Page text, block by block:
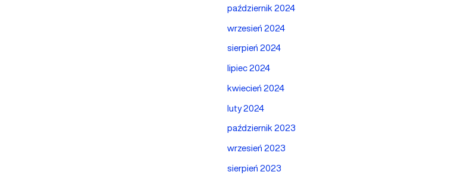
październik 2024
wrzesień 2024
sierpień 2024
lipiec 2024
kwiecień 2024
luty 2024
październik 2023
wrzesień 2023
sierpień 2023